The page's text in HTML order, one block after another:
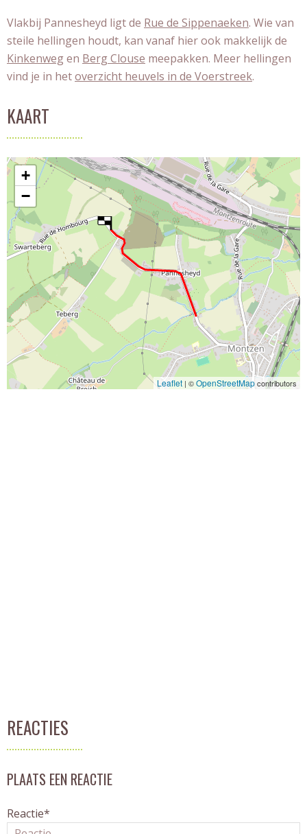
Vlakbij Pannesheyd ligt de Rue de Sippenaeken. Wie van
steile hellingen houdt, kan vanaf hier ook makkelijk de
Kinkenwegen Berg Clouse meepakken. Meer hellingen
vind je in hetoverzicht heuvels in de Voerstreek.
KAART
+
−
Leaflet | ©OpenStreetMapcontributors
REACTIES
PLAATS EEN REACTIE
Reactie*